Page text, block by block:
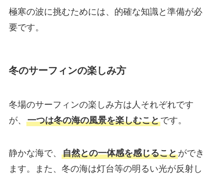
極寒の波に挑むためには、的確な知識と準備が必
要です。
冬のサーフィンの楽しみ方
冬場のサーフィンの楽しみ方は人それぞれです
が、 一つは冬の海の風景を楽しむことです。
静かな海で、 自然との一体感を感じることができ
ます。また、冬の海は灯台等の明るい光が反射し